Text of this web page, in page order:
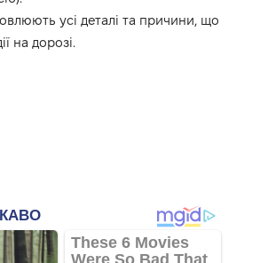
усі деталі та причини, що
на дорозі.